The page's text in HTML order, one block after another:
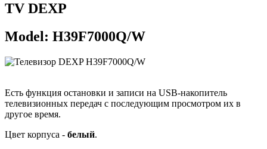
TV DEXP
Model: H39F7000Q/W
Есть функция остановки и записи на USB-накопитель
телевизионных передач с последующим просмотром их в
другое время.
Цвет корпуса - белый.